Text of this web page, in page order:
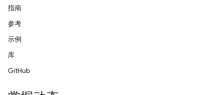
指南
参考
示例
库
GitHub